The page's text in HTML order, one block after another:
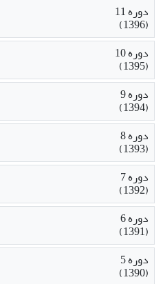
دوره 11
(1396)
دوره 10
(1395)
دوره 9
(1394)
دوره 8
(1393)
دوره 7
(1392)
دوره 6
(1391)
دوره 5
(1390)